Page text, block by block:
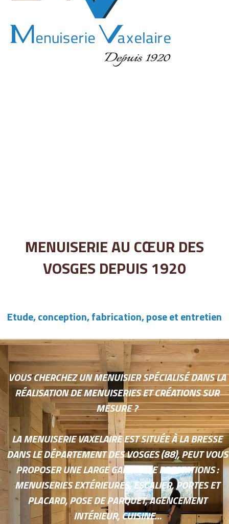
MENUISERIE AU CŒUR DES
VOSGES DEPUIS 1920
Etude, conception, fabrication, pose et entretien
VOUS CHERCHEZ UN MENUISIER SPÉCIALISÉ DANS LA
RÉALISATION DE MENUISERIES ET CRÉATIONS SUR
MESURE ?
LA MENUISERIE VAXELAIRE EST SITUÉE À LA BRESSE
DANS LE DÉPARTEMENT DES VOSGES (88), PEUT VOUS
PROPOSER UNE LARGE GAMME DE PRESTATIONS :
MENUISERIES EXTÉRIEURES, ESCALIER, PORTES ET
PLACARD, POSE DE PARQUET, AGENCEMENT
INTÉRIEUR, CUISINE…